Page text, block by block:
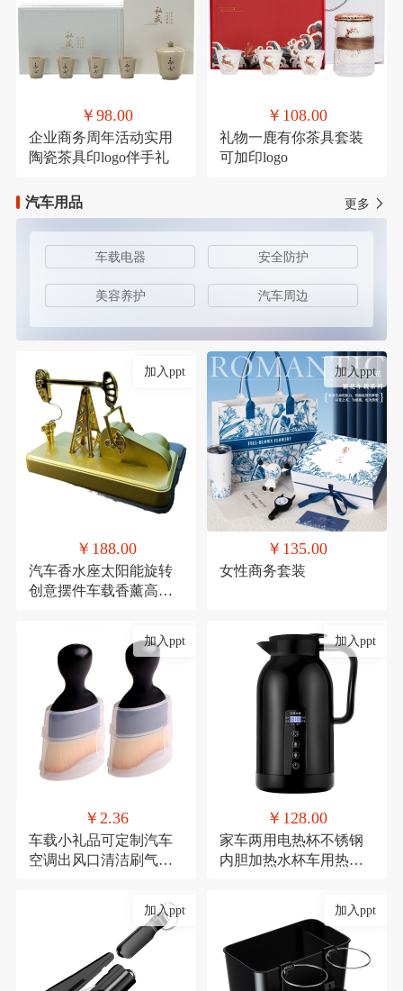
￥98.00
企业商务周年活动实用
陶瓷茶具印logo伴手礼
￥108.00
礼物一鹿有你茶具套装
可加印logo
汽车用品 更多
车载电器 安全防护
美容养护 汽车周边
加入ppt
￥188.00
汽车香水座太阳能旋转
创意摆件车载香薰高档
加入ppt
￥135.00
女性商务套装
加入ppt
￥2.36
车载小礼品可定制汽车
空调出风口清洁刷气车
加入ppt
￥128.00
家车两用电热杯不锈钢
内胆加热水杯车用热水
加入ppt 加入ppt